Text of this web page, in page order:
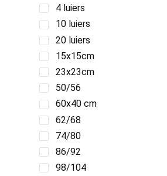
4 luiers
10 luiers
20 luiers
15x15cm
23x23cm
50/56
60x40 cm
62/68
74/80
86/92
98/104